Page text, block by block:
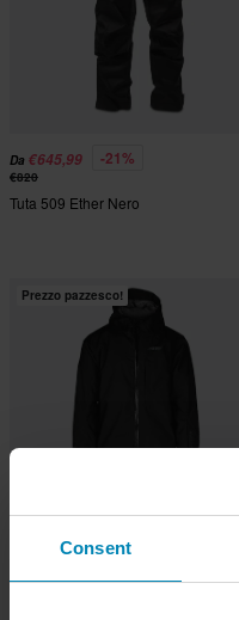
Consent
Da €645,99 -21%
€820
Tuta 509 Ether Nero
Prezzo pazzesco!